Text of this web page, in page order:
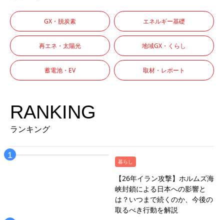
GX・脱炭素 エネルギー基礎
再エネ・太陽光 地域GX・くらし
蓄電池・EV 取材・レポート
RANKING
ランキング
暮らし
【26年イラン攻撃】ホルムズ海
峡封鎖による日本への影響と
は？いつまで続くのか、今後の
取るべき行動を解説